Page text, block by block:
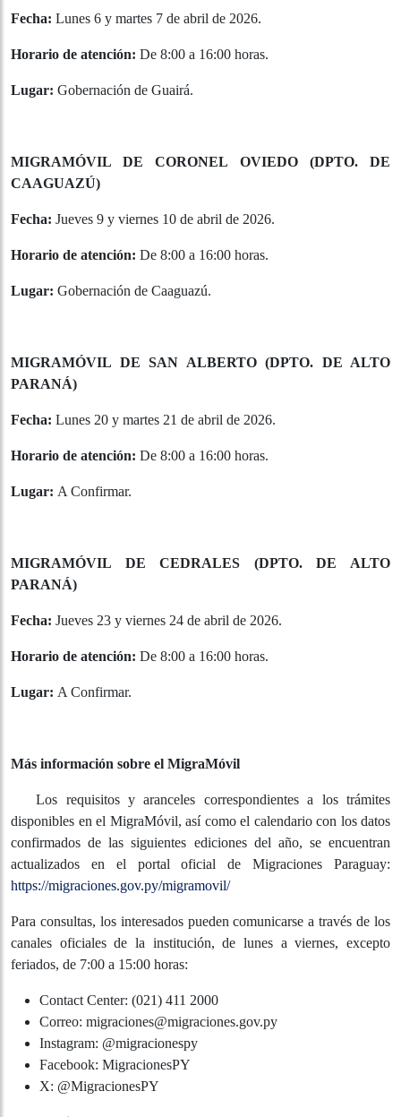
localidades bajo la modalidad reducida, orientada
residencia y otros documentos migratorios durante dos
días en cada edición:
MIGRAMÓVIL DE VILLARRICA (DPTO. DE GUAIRÁ)
Fecha:Lunes 6 y martes 7 de abril de 2026.
Horario de atención:De 8:00 a 16:00 horas.
Lugar:Gobernación de Guairá.
CAAGUAZÚ)
Fecha:Jueves 9 y viernes 10 de abril de 2026.
Horario de atención:De 8:00 a 16:00 horas.
Lugar:Gobernación de Caaguazú.
PARANÁ)
Fecha:Lunes 20 y martes 21 de abril de 2026.
Horario de atención:De 8:00 a 16:00 horas.
Lugar:A Confirmar.
Fecha:Jueves 23 y viernes 24 de abril de 2026.
Horario de atención:De 8:00 a 16:00 horas.
Lugar:A Confirmar.
Más información sobre el MigraMóvil
Los requisitos y aranceles correspondientes a los
trámites disponibles en el MigraMóvil, así como el
calendario con los datos confirmados de las siguientes
ediciones del año, se encuentran actualizados en el
portal oficial de Migraciones Paraguay:
https://migraciones.gov.py/migramovil/
Para consultas, los interesados pueden comunicarse a